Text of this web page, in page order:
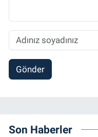
Gönder
Son Haberler